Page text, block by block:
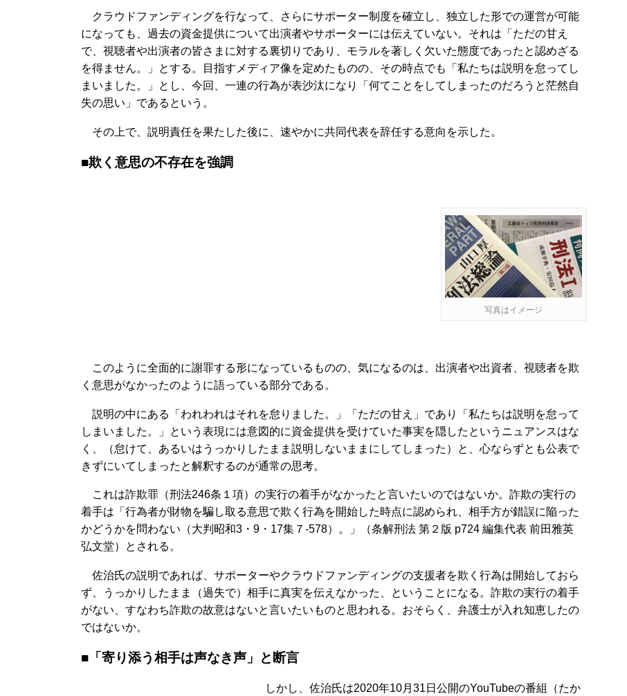
クラウドファンディングを行なって、さらにサポーター制度を確立し、独立した形での運営が可能
になっても、過去の資金提供について出演者やサポーターには伝えていない。それは「ただの甘え
で、視聴者や出演者の皆さまに対する裏切りであり、モラルを著しく欠いた態度であったと認めざる
を得ません。」とする。目指すメディア像を定めたものの、その時点でも「私たちは説明を怠ってし
まいました。」とし、今回、一連の行為が表沙汰になり「何てことをしてしまったのだろうと茫然自
失の思い」であるという。
その上で、説明責任を果たした後に、速やかに共同代表を辞任する意向を示した。
■欺く意思の不存在を強調
写真はイメージ
このように全面的に謝罪する形になっているものの、気になるのは、出演者や出資者、視聴者を欺
く意思がなかったのように語っている部分である。
説明の中にある「われわれはそれを怠りました。」「ただの甘え」であり「私たちは説明を怠って
しまいました。」という表現には意図的に資金提供を受けていた事実を隠したというニュアンスはな
く、（怠けて、あるいはうっかりしたまま説明しないままにしてしまった）と、心ならずとも公表で
きずにいてしまったと解釈するのが通常の思考。
これは詐欺罪（刑法246条１項）の実行の着手がなかったと言いたいのではないか。詐欺の実行の
着手は「行為者が財物を騙し取る意思で欺く行為を開始した時点に認められ、相手方が錯誤に陥った
かどうかを問わない（大判昭和3・9・17集７-578）。」（条解刑法 第２版 p724 編集代表 前田雅英
弘文堂）とされる。
佐治氏の説明であれば、サポーターやクラウドファンディングの支援者を欺く行為は開始しておら
ず、うっかりしたまま（過失で）相手に真実を伝えなかった、ということになる。詐欺の実行の着手
がない、すなわち詐欺の故意はないと言いたいものと思われる。おそらく、弁護士が入れ知恵したの
ではないか。
■「寄り添う相手は声なき声」と断言
しかし、佐治氏は2020年10月31日公開のYouTubeの番組（たか